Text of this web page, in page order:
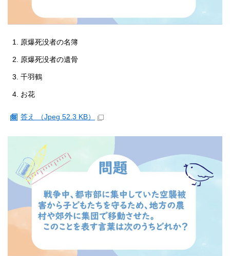
原爆死没者の名簿
原爆死没者の遺骨
千羽鶴
お花
答え （Jpeg 52.3 KB）